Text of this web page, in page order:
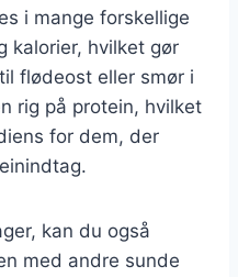
i mange forskellige
kalorier, hvilket gør
flødeost eller smør i
rig på protein, hvilket
for dem, der
kan du også
med andre sunde